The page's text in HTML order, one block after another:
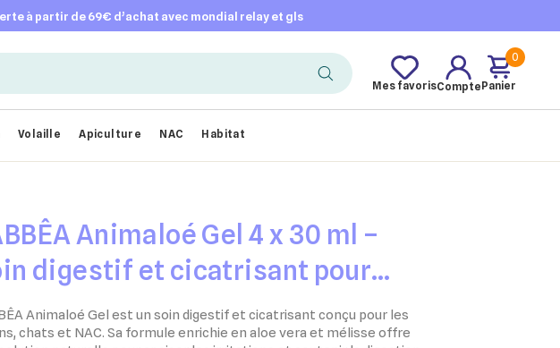
à partir de 69€ d’achat avec mondial relay et gls
Mes favorisCompte
0
Panier
Volaille Apiculture NAC Habitat
Animaloé Gel 4 x 30 ml –
digestif et cicatrisant pour
chats et NAC
Animaloé Gel est un soin digestif et cicatrisant conçu pour les
chats et NAC. Sa formule enrichie en aloe vera et mélisse offre